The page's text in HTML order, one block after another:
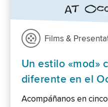
Films &
Un estilo «mod»
diferente en el
Acompáñanos en